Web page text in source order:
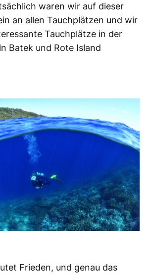
waren wir auf dieser
an allen Tauchplätzen und wir
Tauchplätze in der
Batek und Rote Island
Frieden, und genau das